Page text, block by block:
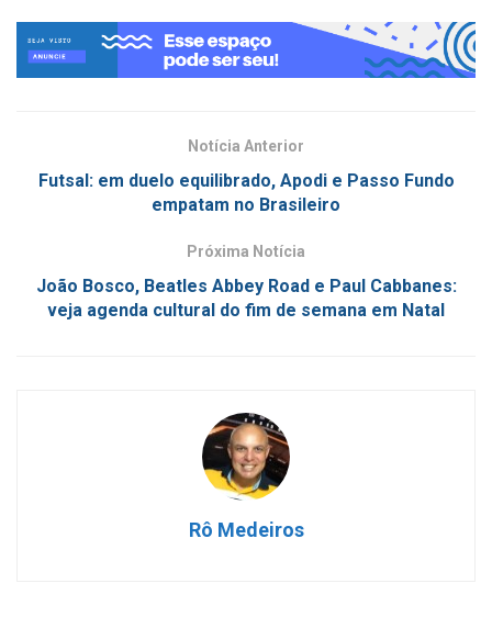
Notícia Anterior
Futsal: em duelo equilibrado, Apodi e Passo Fundo
empatam no Brasileiro
Próxima Notícia
João Bosco, Beatles Abbey Road e Paul Cabbanes:
veja agenda cultural do fim de semana em Natal
Rô Medeiros